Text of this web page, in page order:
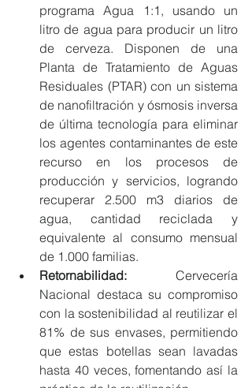
programa Agua 1:1, usando un
litro de agua para producir un litro
de cerveza. Disponen de una
Planta de Tratamiento de Aguas
Residuales (PTAR) con un sistema
de nanofiltración y ósmosis inversa
de última tecnología para eliminar
los agentes contaminantes de este
recurso en los procesos de
producción y servicios, logrando
recuperar 2.500 m3 diarios de
agua, cantidad reciclada y
equivalente al consumo mensual
de 1.000 familias.
Retornabilidad: Cervecería
Nacional destaca su compromiso
con la sostenibilidad al reutilizar el
81% de sus envases, permitiendo
que estas botellas sean lavadas
hasta 40 veces, fomentando así la